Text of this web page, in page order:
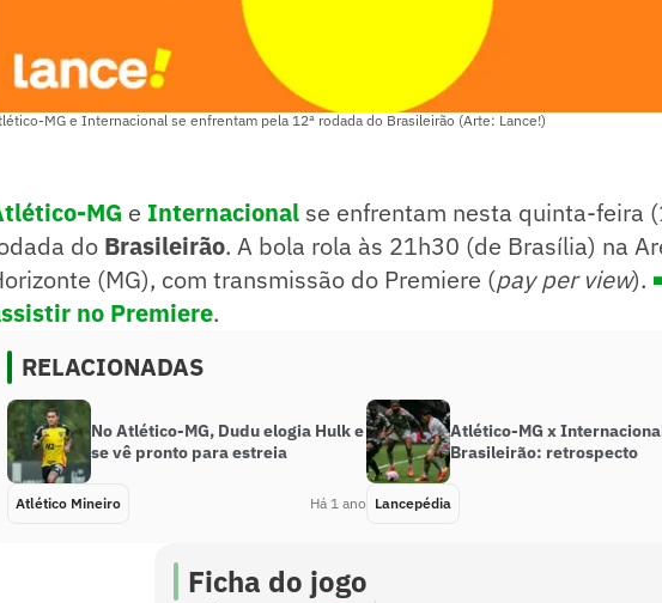
MG e Internacional se enfrentam pela 12ª rodada do Brasileirão (Arte: Lance!)
MG e Internacional se enfrentam nesta quinta-feira
do Brasileirão. A bola rola às 21h30 (de Brasília) na
(MG), com transmissão do Premiere (pay per view).
no Premiere.
RELACIONADAS
No Atlético-MG, Dudu elogia Hulk e
se vê pronto para estreia
Atlético Mineiro Há 1 ano
Atlético-MG x
Brasileirão: retrospecto
Lancepédia
Ficha do jogo